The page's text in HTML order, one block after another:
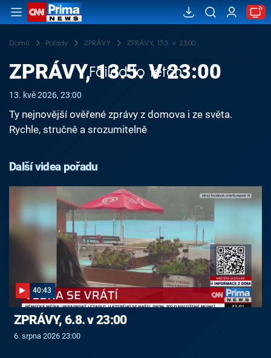
Domů Pořady ZPRÁVY ZPRÁVY, 13.5. v 23:00
Failed to fetch
ZPRÁVY, 13.5. V 23:00
13. kvě 2026, 23:00
Ty nejnovější ověřené zprávy z domova i ze světa.
Rychle, stručně a srozumitelně
Další videa pořadu
40:43
ZPRÁVY, 6.8. v 23:00
6. srpna 2026 23:00